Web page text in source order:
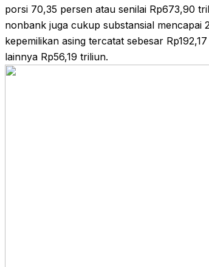
porsi 70,35 persen atau senilai Rp673,90
nonbank juga cukup substansial mencapai
kepemilikan asing tercatat sebesar
lainnya Rp56,19 triliun.